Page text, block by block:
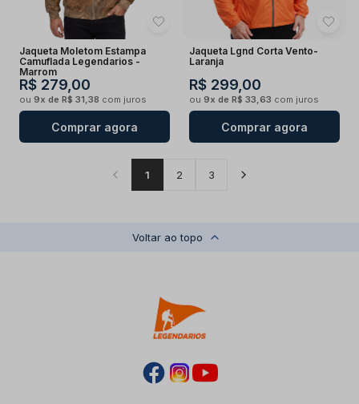
Jaqueta Moletom Estampa
Camuflada Legendarios -
Marrom
R$ 279,00
ou 9x de R$ 31,38 com juros
Comprar agora
Jaqueta Lgnd Corta Vento-
Laranja
R$ 299,00
ou 9x de R$ 33,63 com juros
Comprar agora
1 2 3
Voltar ao topo